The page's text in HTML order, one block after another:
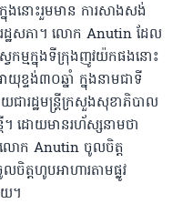
នុងនោះរួមមាន ការសាងសង់
រដ្ឋសភា។ លោក Anutin ដែល
កម្មក្នុងទីក្រុងញូវយ៉កផងនោះ
ទង់៣០ឆ្នាំ ក្នុងនាមជាទី
ជារដ្ឋមន្ត្រីក្រសួងសុខាភិបាល
រី។ ដោយមានរហ័ស្សនាមថា
លោក Anutin ចូលចិត្ត
ចិត្តហូបអាហារតាមផ្លូវ
យ។